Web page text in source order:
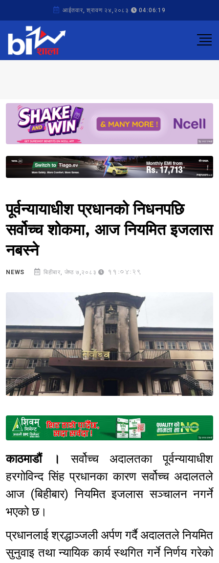
आईतवार, श्रावण २४,२०८३ 04:06:19
Sponsored
Sponsored
पूर्वन्यायाधीश प्रधानको निधनपछि
सर्वोच्च शोकमा, आज नियमित इजलास
नबस्ने
NEWS बिहीबार, जेष्ठ ७,२०८३ 11:04:29
Sponsored
काठमाडौं ।सर्वोच्च अदालतका पूर्वन्यायाधीश
हरगोविन्द सिंह प्रधानका कारण सर्वोच्च अदालतले
आज (बिहीबार) नियमित इजलास सञ्चालन नगर्ने
भएको छ।
प्रधानलाई श्रद्धाञ्जली अर्पण गर्दै अदालतले नियमित
सुनुवाइ तथा न्यायिक कार्य स्थगित गर्ने निर्णय गरेको